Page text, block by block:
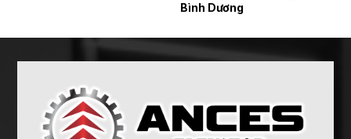
Bình Dương